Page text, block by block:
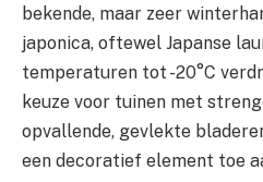
bekende, maar zeer
japonica, oftewel Japanse
temperaturen tot -20°C
keuze voor tuinen met
opvallende, gevlekte
een decoratief element toe